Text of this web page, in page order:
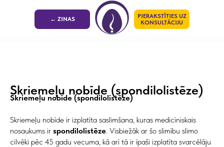
← ZINAS
PIERAKSTĪTIES UZ
KONSULTĀCIJU
Skriemeļu nobīde (spondilolistēze)
Skriemeļu nobīde (spondilolistēze)
Skriemeļu nobīde ir izplatīta saslimšana, kuras medicīniskais
nosaukums ir spondilolistēze. Visbiežāk ar šo slimību slimo
cilvēki pēc 45 gadu vecuma, kā arī tā ir īpaši izplatīta svarcēlāju